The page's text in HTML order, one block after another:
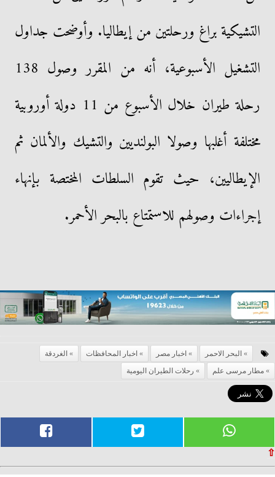
التشيكية براغ ورحلتين من إيطاليا. وأوضحت جداول
التشغيل الأسبوعية، أنه من المقرر وصول 138
رحلة طيران خلال الأسبوع من 11 دولة أوروبية
مختلفة أغلبها وصولا البولنديين والتشيك والألمان ثم
الإيطاليين، حيث تقوم السلطات المختصة بإنهاء
إجراءات وصولهم للاستمتاع بالبحر الأحمر.
البحر الاحمر اخبار مصر اخبار المحافظات
الغردقة
مطار مرسى علم
رحلات الطيران اليومية
⇧